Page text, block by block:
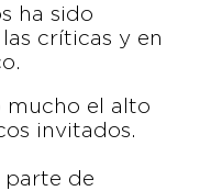
ha sido
críticas y en
mucho el alto
invitados.
parte de